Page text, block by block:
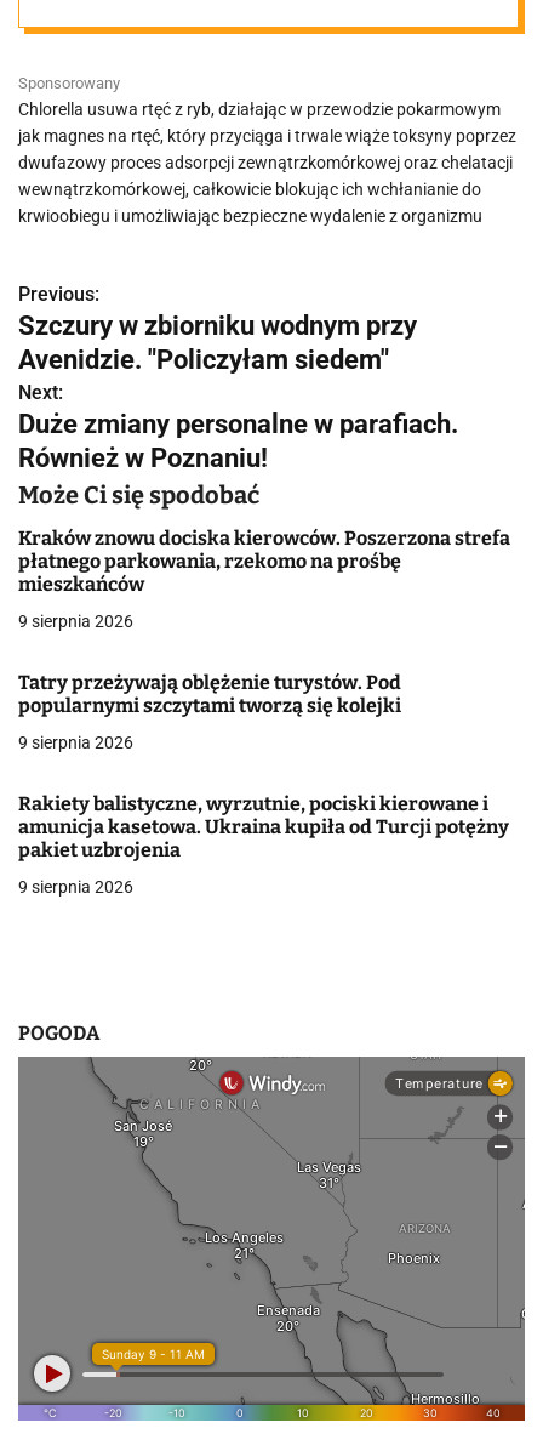
naturalnego
detoksu metali
ciężkich
Sponsorowany
Chlorella usuwa rtęć z ryb, działając w przewodzie pokarmowym
jak magnes na rtęć, który przyciąga i trwale wiąże toksyny poprzez
dwufazowy proces adsorpcji zewnątrzkomórkowej oraz chelatacji
wewnątrzkomórkowej, całkowicie blokując ich wchłanianie do
krwioobiegu i umożliwiając bezpieczne wydalenie z organizmu
N
a
w
i
g
a
c
j
a
w
i
s
u
Previous:
Szczury w zbiorniku wodnym przy
Avenidzie. "Policzyłam siedem"
Next:
Duże zmiany personalne w parafiach.
Również w Poznaniu!
Może Ci się spodobać
Kraków znowu dociska kierowców. Poszerzona strefa
płatnego parkowania, rzekomo na prośbę
mieszkańców
9 sierpnia 2026
Tatry przeżywają oblężenie turystów. Pod
popularnymi szczytami tworzą się kolejki
9 sierpnia 2026
Rakiety balistyczne, wyrzutnie, pociski kierowane i
amunicja kasetowa. Ukraina kupiła od Turcji potężny
pakiet uzbrojenia
9 sierpnia 2026
POGODA